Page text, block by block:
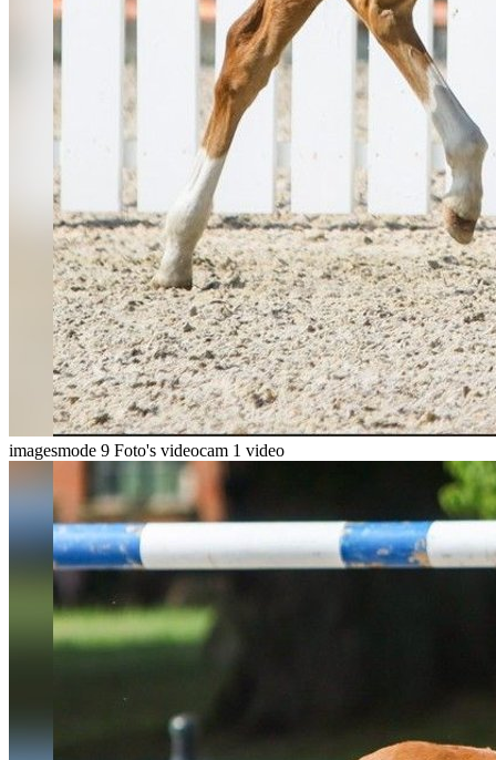
imagesmode 9 Foto's videocam 1 video